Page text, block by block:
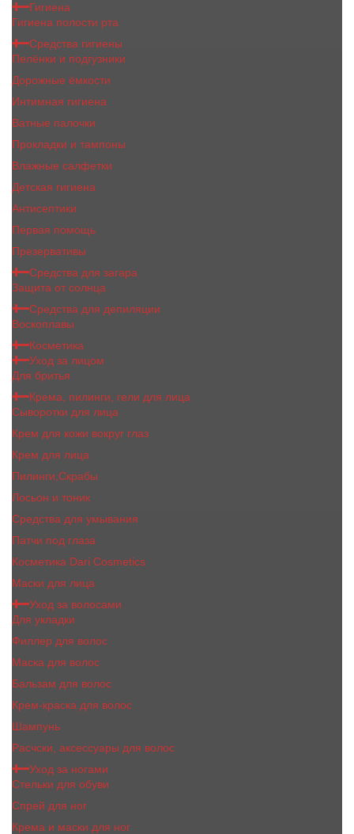
Гигиена
Гигиена полости рта
Средства гигиены
Пелёнки и подгузники
Дорожные ёмкости
Интимная гигиена
Ватные палочки
Прокладки и тампоны
Влажные салфетки
Детская гигиена
Антисептики
Первая помощь
Презервативы
Средства для загара
Защита от солнца
Средства для депиляции
Воскоплавы
Косметика
Уход за лицом
Для бритья
Крема, пилинги, гели для лица
Сыворотки для лица
Крем для кожи вокруг глаз
Крем для лица
Пилинги,Скрабы
Лосьон и тоник
Средства для умывания
Патчи под глаза
Косметика Dari Cosmetics
Маски для лица
Уход за волосами
Для укладки
Филлер для волос
Маска для волос
Бальзам для волос
Крем-краска для волос
Шампунь
Расчски, аксессуары для волос
Уход за ногами
Стельки для обуви
Спрей для ног
Крема и маски для ног